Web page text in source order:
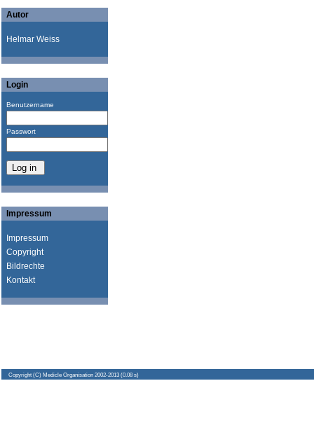
Autor
Helmar Weiss
Login
Benutzername
Passwort
Impressum
Impressum
Copyright
Bildrechte
Kontakt
Copyright (C) Medicle Organisation 2002-2013 (0.08 s)